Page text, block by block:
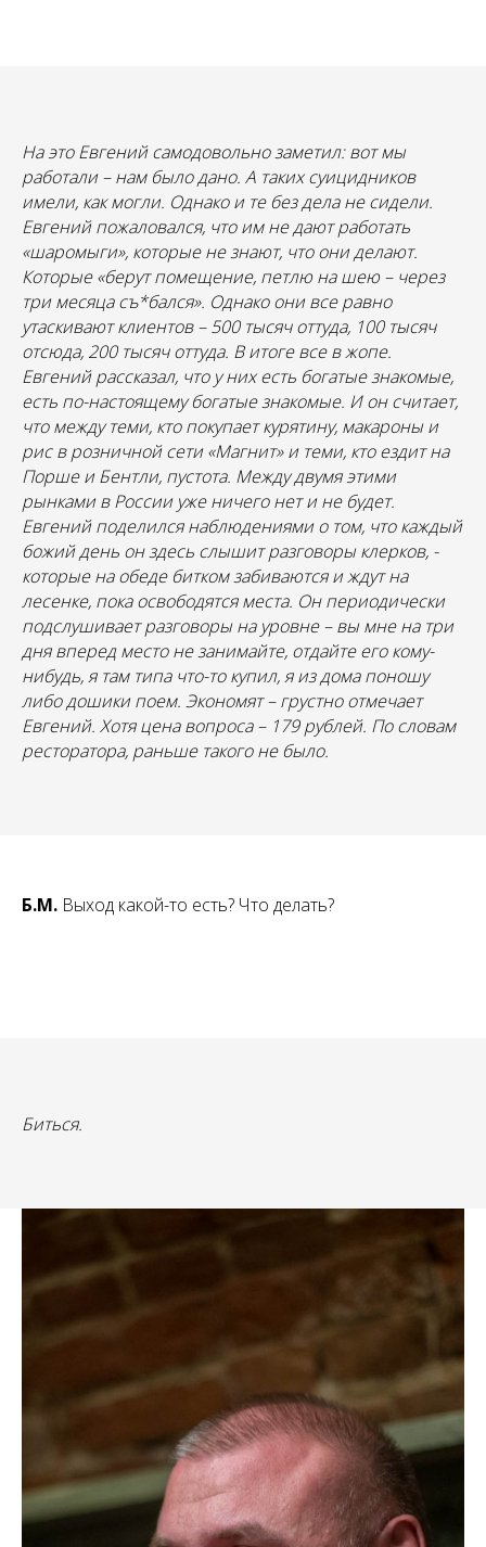
На это Евгений самодовольно заметил: вот мы
работали – нам было дано. А таких суицидников
имели, как могли. Однако и те без дела не сидели.
Евгений пожаловался, что им не дают работать
«шаромыги», которые не знают, что они делают.
Которые «берут помещение, петлю на шею – через
три месяца съ*бался». Однако они все равно
утаскивают клиентов – 500 тысяч оттуда, 100 тысяч
отсюда, 200 тысяч оттуда. В итоге все в жопе.
Евгений рассказал, что у них есть богатые знакомые,
есть по-настоящему богатые знакомые. И он считает,
что между теми, кто покупает курятину, макароны и
рис в розничной сети «Магнит» и теми, кто ездит на
Порше и Бентли, пустота. Между двумя этими
рынками в России уже ничего нет и не будет.
Евгений поделился наблюдениями о том, что каждый
божий день он здесь слышит разговоры клерков, ­
которые на обеде битком забиваются и ждут на
лесенке, пока освободятся места. Он периодически
подслушивает разговоры на уровне – вы мне на три
дня вперед место не занимайте, отдайте его кому-
нибудь, я там типа что-то купил, я из дома поношу
либо дошики поем. Экономят – грустно отмечает
Евгений. Хотя цена вопроса – 179 рублей. По словам
ресторатора, раньше такого не было.
Б.М. Выход какой-то есть? Что делать?
Биться.